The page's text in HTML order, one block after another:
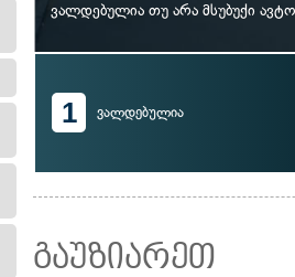
ვალდებულია თუ არა მსუბუქი
1 ვალდებულია
გაუზიარეთ